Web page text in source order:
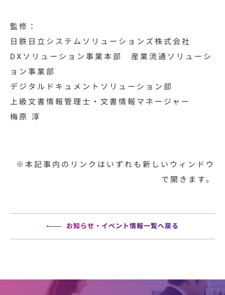
監修：
日鉄日立システムソリューションズ株式会社
DXソリューション事業本部 産業流通ソリューシ
ョン事業部
デジタルドキュメントソリューション部
上級文書情報管理士・文書情報マネージャー
梅原 淳
※本記事内のリンクはいずれも新しいウィンドウ
で開きます。
お知らせ・イベント情報一覧へ戻る